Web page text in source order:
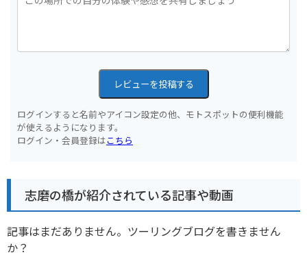
レビューを投稿する
ログインすると名前やアイコン設定の他、モトスポットの便利機能
が使えるようになります。
ログイン・会員登録はこちら
志磨の橋が紹介されている記事や動画
記事はまだありません。ツーリングブログを書きません
か？